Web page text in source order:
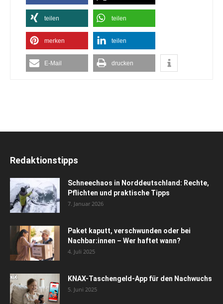
teilen teilen
merken teilen
E-Mail drucken
Redaktionstipps
Schneechaos in Norddeutschland: Rechte,
Pflichten und praktische Tipps
7. Januar 2026
Paket kaputt, verschwunden oder bei
Nachbar:innen – Wer haftet wann?
4. Juli 2025
KNAX-Taschengeld-App für den Nachwuchs
5. Juni 2025